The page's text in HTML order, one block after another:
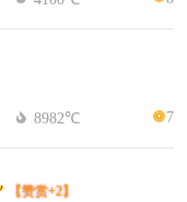
8982℃ 7
【赞赏+2】